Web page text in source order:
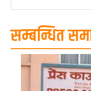
सम्बन्धित